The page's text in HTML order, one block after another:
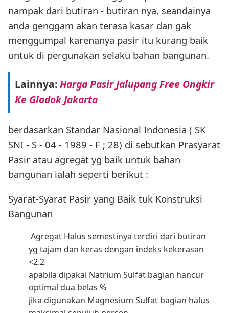
nampak dari butiran - butiran nya, seandainya
anda genggam akan terasa kasar dan gak
menggumpal karenanya pasir itu kurang baik
untuk di pergunakan selaku bahan bangunan.
Lainnya:Harga Pasir Jalupang Free Ongkir
Ke Glodok Jakarta
berdasarkan Standar Nasional Indonesia ( SK
SNI - S - 04 - 1989 - F ; 28) di sebutkan Prasyarat
Pasir atau agregat yg baik untuk bahan
bangunan ialah seperti berikut :
Syarat-Syarat Pasir yang Baik tuk Konstruksi
Bangunan
Agregat Halus semestinya terdiri dari butiran
yg tajam dan keras dengan indeks kekerasan
<2.2
apabila dipakai Natrium Sulfat bagian hancur
optimal dua belas %
jika digunakan Magnesium Sulfat bagian halus